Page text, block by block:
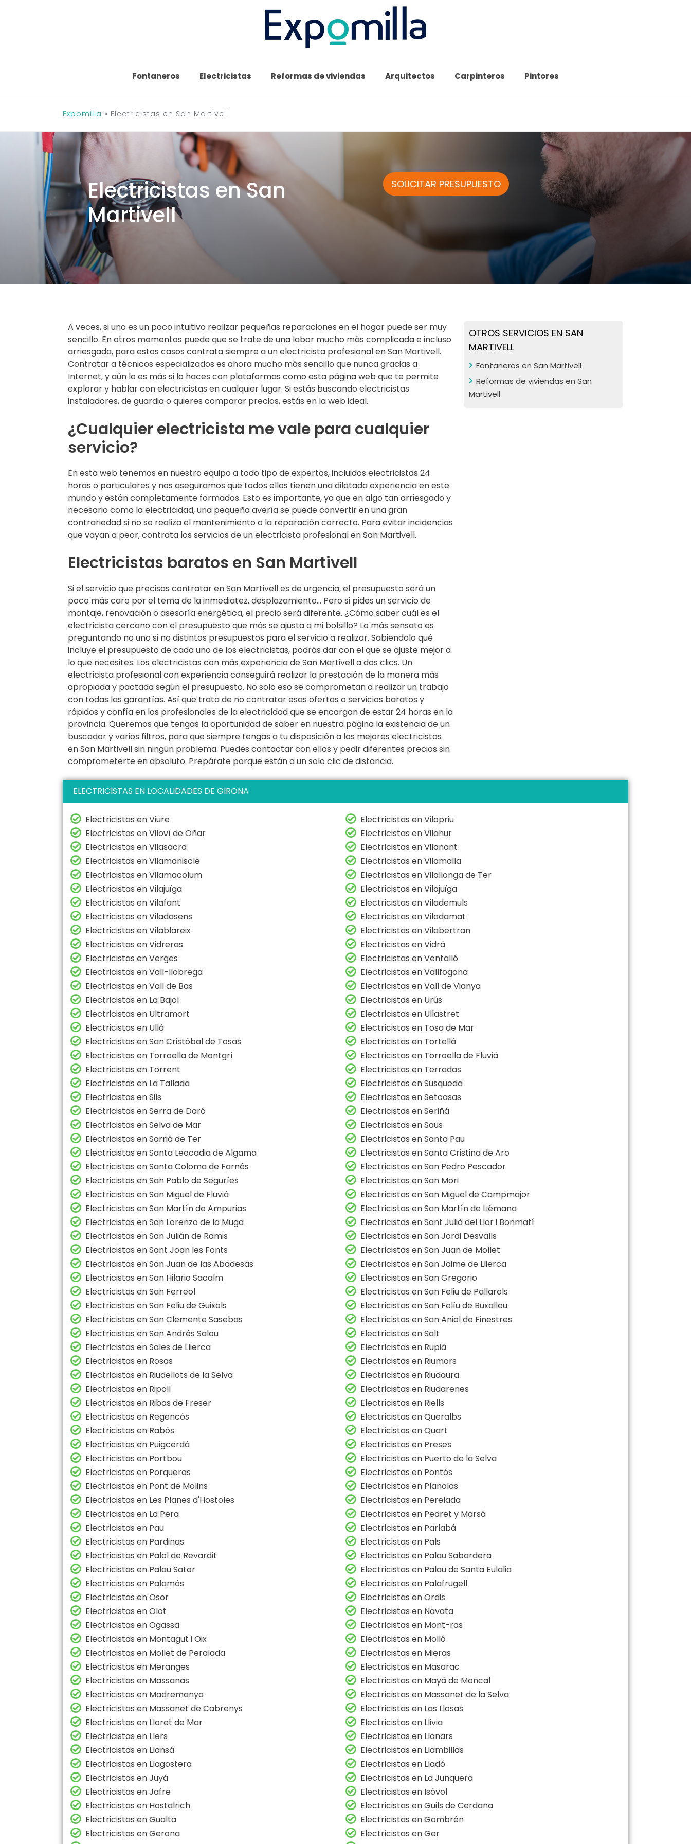
Fontaneros Electricistas Reformas de viviendas Arquitectos Carpinteros Pintores
Expomilla » Electricistas en San Martivell
Electricistas en San
Martivell
SOLICITAR PRESUPUESTO
A veces, si uno es un poco intuitivo realizar pequeñas reparaciones en el hogar puede ser muy
sencillo. En otros momentos puede que se trate de una labor mucho más complicada e incluso
arriesgada, para estos casos contrata siempre a un electricista profesional en San Martivell.
Contratar a técnicos especializados es ahora mucho más sencillo que nunca gracias a
Internet, y aún lo es más si lo haces con plataformas como esta página web que te permite
explorar y hablar con electricistas en cualquier lugar. Si estás buscando electricistas
instaladores, de guardia o quieres comparar precios, estás en la web ideal.
¿Cualquier electricista me vale para cualquier
servicio?
En esta web tenemos en nuestro equipo a todo tipo de expertos, incluidos electricistas 24
horas o particulares y nos aseguramos que todos ellos tienen una dilatada experiencia en este
mundo y están completamente formados. Esto es importante, ya que en algo tan arriesgado y
necesario como la electricidad, una pequeña avería se puede convertir en una gran
contrariedad si no se realiza el mantenimiento o la reparación correcto. Para evitar incidencias
que vayan a peor, contrata los servicios de un electricista profesional en San Martivell.
Electricistas baratos en San Martivell
Si el servicio que precisas contratar en San Martivell es de urgencia, el presupuesto será un
poco más caro por el tema de la inmediatez, desplazamiento… Pero si pides un servicio de
montaje, renovación o asesoría energética, el precio será diferente. ¿Cómo saber cuál es el
electricista cercano con el presupuesto que más se ajusta a mi bolsillo? Lo más sensato es
preguntando no uno si no distintos presupuestos para el servicio a realizar. Sabiendolo qué
incluye el presupuesto de cada uno de los electricistas, podrás dar con el que se ajuste mejor a
lo que necesites. Los electricistas con más experiencia de San Martivell a dos clics. Un
electricista profesional con experiencia conseguirá realizar la prestación de la manera más
apropiada y pactada según el presupuesto. No solo eso se comprometan a realizar un trabajo
con todas las garantías. Así que trata de no contratar esas ofertas o servicios baratos y
rápidos y confía en los profesionales de la electricidad que se encargan de estar 24 horas en la
provincia. Queremos que tengas la oportunidad de saber en nuestra página la existencia de un
buscador y varios filtros, para que siempre tengas a tu disposición a los mejores electricistas
en San Martivell sin ningún problema. Puedes contactar con ellos y pedir diferentes precios sin
comprometerte en absoluto. Prepárate porque están a un solo clic de distancia.
OTROS SERVICIOS EN SAN
MARTIVELL
Fontaneros en San Martivell
Reformas de viviendas en San
Martivell
ELECTRICISTAS EN LOCALIDADES DE GIRONA
Electricistas en Viure
Electricistas en Vilopriu
Electricistas en Viloví de Oñar
Electricistas en Vilahur
Electricistas en Vilasacra
Electricistas en Vilanant
Electricistas en Vilamaniscle
Electricistas en Vilamalla
Electricistas en Vilamacolum
Electricistas en Vilallonga de Ter
Electricistas en Vilajuïga
Electricistas en Vilajuïga
Electricistas en Vilafant
Electricistas en Vilademuls
Electricistas en Viladasens
Electricistas en Viladamat
Electricistas en Vilablareix
Electricistas en Vilabertran
Electricistas en Vidreras
Electricistas en Vidrá
Electricistas en Verges
Electricistas en Ventalló
Electricistas en Vall-llobrega
Electricistas en Vallfogona
Electricistas en Vall de Bas
Electricistas en Vall de Vianya
Electricistas en La Bajol
Electricistas en Urús
Electricistas en Ultramort
Electricistas en Ullastret
Electricistas en Ullá
Electricistas en Tosa de Mar
Electricistas en San Cristóbal de Tosas
Electricistas en Tortellá
Electricistas en Torroella de Montgrí
Electricistas en Torroella de Fluviá
Electricistas en Torrent
Electricistas en Terradas
Electricistas en La Tallada
Electricistas en Susqueda
Electricistas en Sils
Electricistas en Setcasas
Electricistas en Serra de Daró
Electricistas en Seriñá
Electricistas en Selva de Mar
Electricistas en Saus
Electricistas en Sarriá de Ter
Electricistas en Santa Pau
Electricistas en Santa Leocadia de Algama
Electricistas en Santa Cristina de Aro
Electricistas en Santa Coloma de Farnés
Electricistas en San Pedro Pescador
Electricistas en San Pablo de Seguríes
Electricistas en San Mori
Electricistas en San Miguel de Fluviá
Electricistas en San Miguel de Campmajor
Electricistas en San Martín de Ampurias
Electricistas en San Martín de Liémana
Electricistas en San Lorenzo de la Muga
Electricistas en Sant Julià del Llor i Bonmatí
Electricistas en San Julián de Ramis
Electricistas en San Jordi Desvalls
Electricistas en Sant Joan les Fonts
Electricistas en San Juan de Mollet
Electricistas en San Juan de las Abadesas
Electricistas en San Jaime de Llierca
Electricistas en San Hilario Sacalm
Electricistas en San Gregorio
Electricistas en San Ferreol
Electricistas en San Feliu de Pallarols
Electricistas en San Feliu de Guixols
Electricistas en San Felíu de Buxalleu
Electricistas en San Clemente Sasebas
Electricistas en San Aniol de Finestres
Electricistas en San Andrés Salou
Electricistas en Salt
Electricistas en Sales de Llierca
Electricistas en Rupià
Electricistas en Rosas
Electricistas en Riumors
Electricistas en Riudellots de la Selva
Electricistas en Riudaura
Electricistas en Ripoll
Electricistas en Riudarenes
Electricistas en Ribas de Freser
Electricistas en Riells
Electricistas en Regencós
Electricistas en Queralbs
Electricistas en Rabós
Electricistas en Quart
Electricistas en Puigcerdá
Electricistas en Preses
Electricistas en Portbou
Electricistas en Puerto de la Selva
Electricistas en Porqueras
Electricistas en Pontós
Electricistas en Pont de Molins
Electricistas en Planolas
Electricistas en Les Planes d'Hostoles
Electricistas en Perelada
Electricistas en La Pera
Electricistas en Pedret y Marsá
Electricistas en Pau
Electricistas en Parlabá
Electricistas en Pardinas
Electricistas en Pals
Electricistas en Palol de Revardit
Electricistas en Palau Sabardera
Electricistas en Palau Sator
Electricistas en Palau de Santa Eulalia
Electricistas en Palamós
Electricistas en Palafrugell
Electricistas en Osor
Electricistas en Ordis
Electricistas en Olot
Electricistas en Navata
Electricistas en Ogassa
Electricistas en Mont-ras
Electricistas en Montagut i Oix
Electricistas en Molló
Electricistas en Mollet de Peralada
Electricistas en Mieras
Electricistas en Meranges
Electricistas en Masarac
Electricistas en Massanas
Electricistas en Mayá de Moncal
Electricistas en Madremanya
Electricistas en Massanet de la Selva
Electricistas en Massanet de Cabrenys
Electricistas en Las Llosas
Electricistas en Lloret de Mar
Electricistas en Llivia
Electricistas en Llers
Electricistas en Llanars
Electricistas en Llansá
Electricistas en Llambillas
Electricistas en Llagostera
Electricistas en Lladó
Electricistas en Juyá
Electricistas en La Junquera
Electricistas en Jafre
Electricistas en Isóvol
Electricistas en Hostalrich
Electricistas en Guils de Cerdaña
Electricistas en Gualta
Electricistas en Gombrén
Electricistas en Gerona
Electricistas en Ger